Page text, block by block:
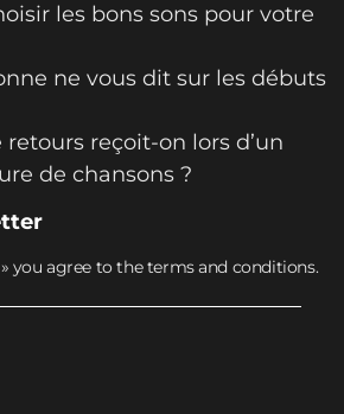
les bons sons pour votre
ne vous dit sur les débuts
reçoit-on lors d’un
de chansons ?
you agree to the terms and conditions.